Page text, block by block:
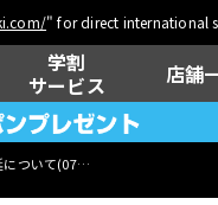
" for direct international
学割
サービス
店舗
について(07月29日